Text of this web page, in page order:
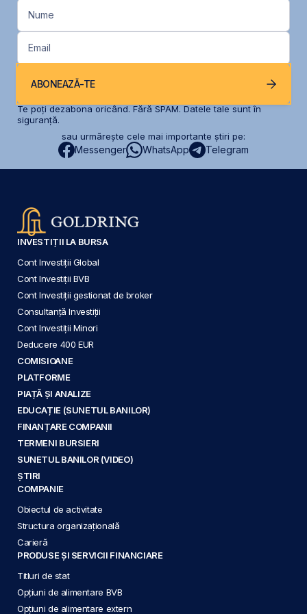
Nume
Email
ABONEAZĂ-TE
Te poți dezabona oricând. Fără SPAM. Datele tale sunt în
siguranță.
sau urmărește cele mai importante știri pe:
Messenger WhatsApp Telegram
INVESTIȚII LA BURSA
Cont Investiții Global
Cont Investiții BVB
Cont Investiții gestionat de broker
Consultanță Investiții
Cont Investiții Minori
Deducere 400 EUR
COMISIOANE
PLATFORME
PIAȚĂ ȘI ANALIZE
EDUCAȚIE (SUNETUL BANILOR)
FINANȚARE COMPANII
TERMENI BURSIERI
SUNETUL BANILOR (VIDEO)
ȘTIRI
COMPANIE
Obiectul de activitate
Structura organizațională
Carieră
PRODUSE ȘI SERVICII FINANCIARE
Titluri de stat
Opțiuni de alimentare BVB
Opțiuni de alimentare extern